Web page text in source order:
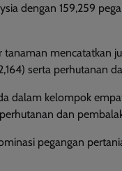
dengan 159,259
tanaman mencatatkan
serta perhutanan
dalam kelompok
dan
pegangan